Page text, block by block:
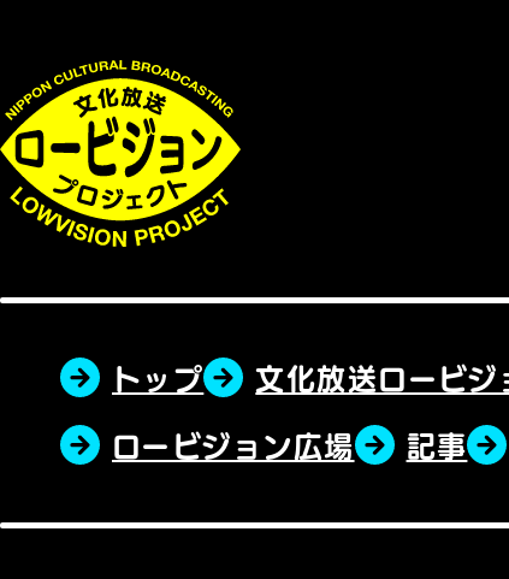
トップ 文化放送ロービ
ロービジョン広場 記事